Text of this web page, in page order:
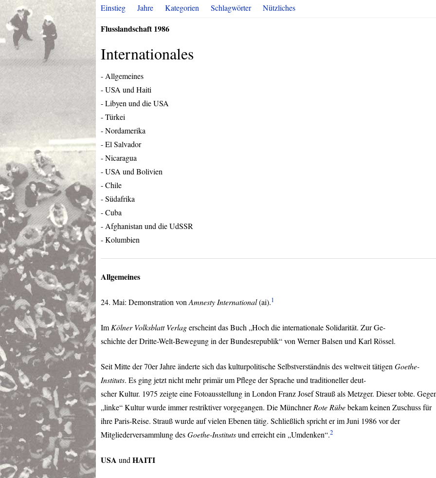
Einstieg Jahre Kategorien Schlagwörter Nützliches
Flusslandschaft 1986
Internationales
- Allgemeines
-USA und Haiti
- Libyen und dieUSA
- Türkei
- Nordamerika
- El Salvador
- Nicaragua
-USA und Bolivien
- Chile
- Südafrika
- Cuba
- Afghanistan und die UdSSR
- Kolumbien
Allgemeines
24. Mai: Demonstration von Amnesty International(ai).1
Im Kölner Volksblatt Verlagerscheint das Buch „Hoch die internationale Solidarität. Zur Ge-
schichte der Dritte-Welt-Bewegung in der Bundesrepublik“ von Werner Balsen und Karl Rössel.
Seit Mitte der 70er Jahre änderte sich das kulturpolitische Selbstverständnis des weltweit tätigen Goethe-
Instituts. Es ging jetzt nicht mehr primär um Pflege der Sprache und traditioneller deut-
scher Kultur. 1975 zeigte eine Fotoausstellung in London Franz Josef Strauß als Metzger. Dieser tobte.
„linke“ Kultur wurde immer restriktiver vorgegangen. Die MünchnerRote Rübebekam keinen Zuschuss für
ihre Paris-Reise. Strauß wurde auf vielen Ebenen tätig. Schließlich spricht er im Juni 1986 vor der
Mitgliederversammlung desGoethe-Institutsund erreicht ein „Umdenken“.2
USA und HAITI